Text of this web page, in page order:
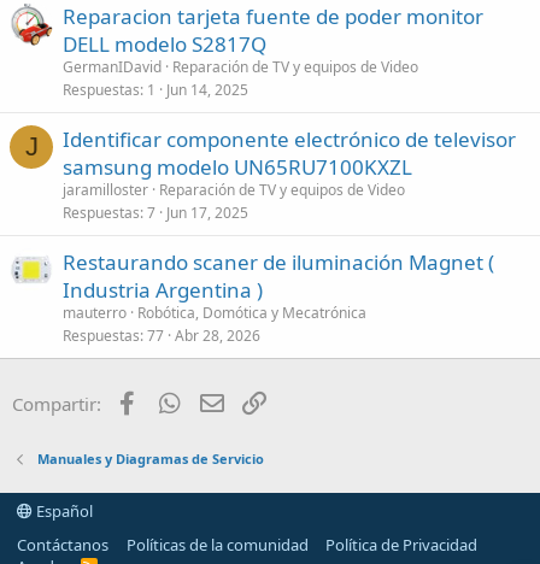
Reparacion tarjeta fuente de poder monitor
DELL modelo S2817Q
GermanIDavid Reparación de TV y equipos de Video
Respuestas 1 Jun 14, 2025
J
Identificar componente electrónico de televisor
samsung modelo UN65RU7100KXZL
jaramilloster Reparación de TV y equipos de Video
Respuestas 7 Jun 17, 2025
Restaurando scaner de iluminación Magnet (
Industria Argentina )
mauterro Robótica, Domótica y Mecatrónica
Respuestas 77 Abr 28, 2026
Compartir: FacebookWhatsApp
Email
Manuales y Diagramas de Servicio
Español
Contáctanos
Políticas de la comunidad
Política de Privacidad